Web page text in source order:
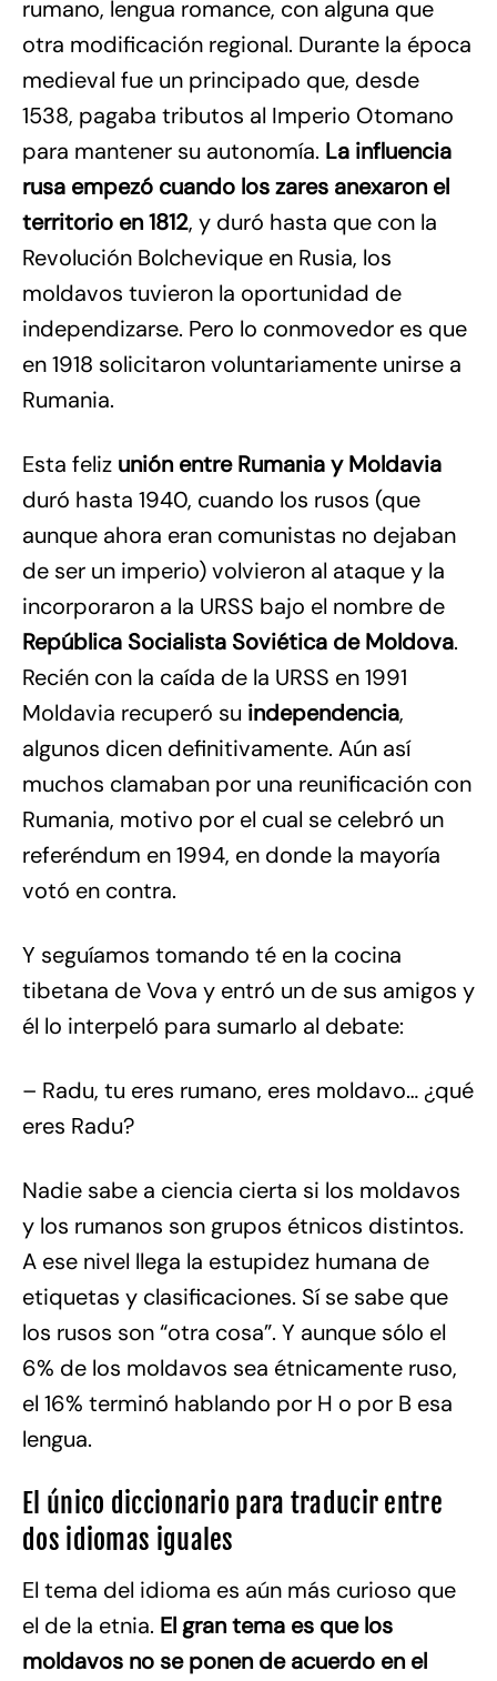
rumano, lengua romance, con alguna que
otra modificación regional. Durante la época
medieval fue un principado que, desde
1538, pagaba tributos al Imperio Otomano
para mantener su autonomía. La influencia
rusa empezó cuando los zares anexaron el
territorio en 1812, y duró hasta que con la
Revolución Bolchevique en Rusia, los
moldavos tuvieron la oportunidad de
independizarse. Pero lo conmovedor es que
en 1918 solicitaron voluntariamente unirse a
Rumania.
Esta feliz unión entre Rumania y Moldavia
duró hasta 1940, cuando los rusos (que
aunque ahora eran comunistas no dejaban
de ser un imperio) volvieron al ataque y la
incorporaron a la URSS bajo el nombre de
República Socialista Soviética de Moldova.
Recién con la caída de la URSS en 1991
Moldavia recuperó su independencia,
algunos dicen definitivamente. Aún así
muchos clamaban por una reunificación con
Rumania, motivo por el cual se celebró un
referéndum en 1994, en donde la mayoría
votó en contra.
Y seguíamos tomando té en la cocina
tibetana de Vova y entró un de sus amigos y
él lo interpeló para sumarlo al debate:
– Radu, tu eres rumano, eres moldavo… ¿qué
eres Radu?
Nadie sabe a ciencia cierta si los moldavos
y los rumanos son grupos étnicos distintos.
A ese nivel llega la estupidez humana de
etiquetas y clasificaciones. Sí se sabe que
los rusos son “otra cosa”. Y aunque sólo el
6% de los moldavos sea étnicamente ruso,
el 16% terminó hablando por H o por B esa
lengua.
El único diccionario para traducir entre
dos idiomas iguales
El tema del idioma es aún más curioso que
el de la etnia. El gran tema es que los
moldavos no se ponen de acuerdo en el